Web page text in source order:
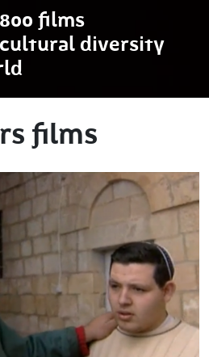
films
diversity
films